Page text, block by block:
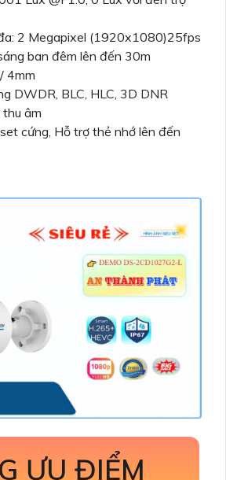
2 Megapixel (1920x1080)25fps
ban đêm lên đến 30m
4mm
DWDR, BLC, HLC, 3D DNR
âm
cứng, Hỗ trợ thẻ nhớ lên đến
ƯU ĐIỂM